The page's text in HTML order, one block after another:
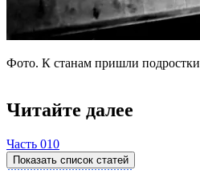
Фото. К станам пришли подростки
Читайте далее
Часть 010
Показать список статей